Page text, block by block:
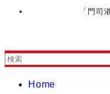
「門司
Home